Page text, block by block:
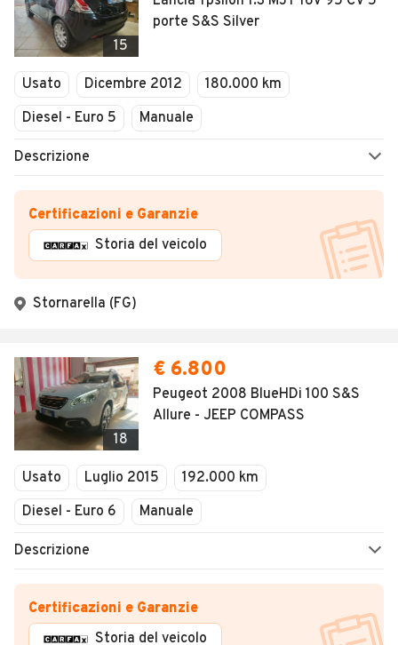
15
porte S&S Silver
Usato Dicembre 2012
180.000 km
Diesel - Euro 5
Manuale
Descrizione
Certificazioni e Garanzie
Storia del veicolo
Stornarella (FG)
18
€ 6.800
Peugeot 2008 BlueHDi 100 S&S
Allure - JEEP COMPASS
Usato Luglio 2015
192.000 km
Diesel - Euro 6
Manuale
Descrizione
Certificazioni e Garanzie
Storia del veicolo